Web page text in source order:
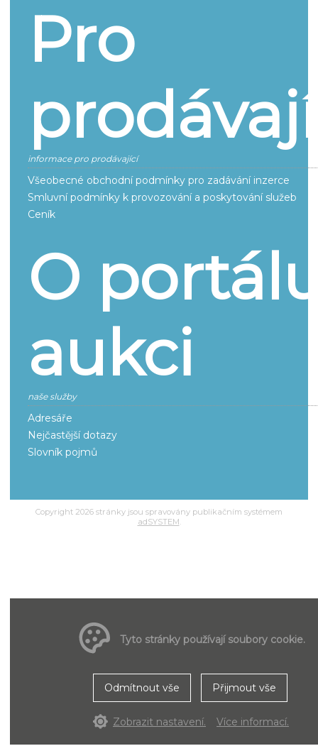
Pro
informace pro prodávající
Všeobecné obchodní podmínky pro zadávání inzerce
Smluvní podmínky k provozování a poskytování služeb
Ceník
O
aukci
naše služby
Adresáře
Nejčastější dotazy
Slovník pojmů
Tyto stránky používají soubory cookie.
Odmítnout vše Přijmout vše
Zobrazit nastavení. Více informací.
Copyright 2026 stránky jsou spravovány publikačním systémem
adSYSTEM.